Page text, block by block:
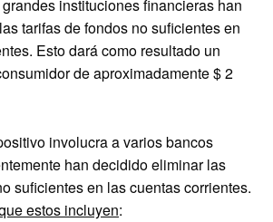
instituciones financieras han
tarifas de fondos no suficientes en
Esto dará como resultado un
de aproximadamente $ 2
involucra a varios bancos
han decidido eliminar las
suficientes en las cuentas corrientes.
estos incluyen: